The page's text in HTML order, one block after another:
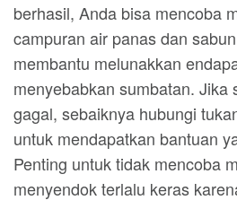
berhasil, Anda bisa mencoba
campuran air panas dan
membantu melunakkan
menyebabkan sumbatan. Jika
gagal, sebaiknya hubungi
untuk mendapatkan bantuan
Penting untuk tidak mencoba
menyendok terlalu keras